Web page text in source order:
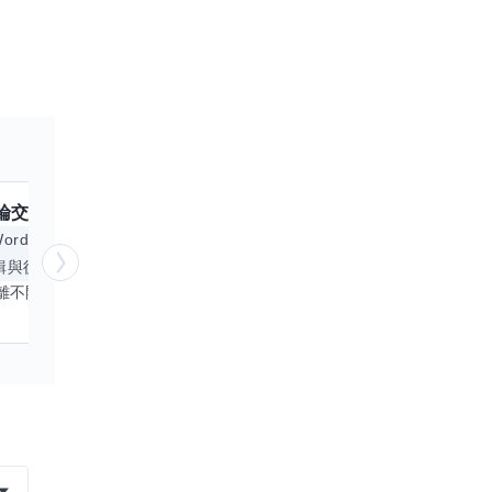
交換嗎？
後製